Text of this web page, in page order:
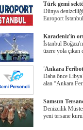
Türk gemi
Dünya
Europort
Karadeniz'in
İstanbul
üzere yola
'Ankara
Daha önce
alan “Ankara
Samsun
Denizcilik
yeni tersane